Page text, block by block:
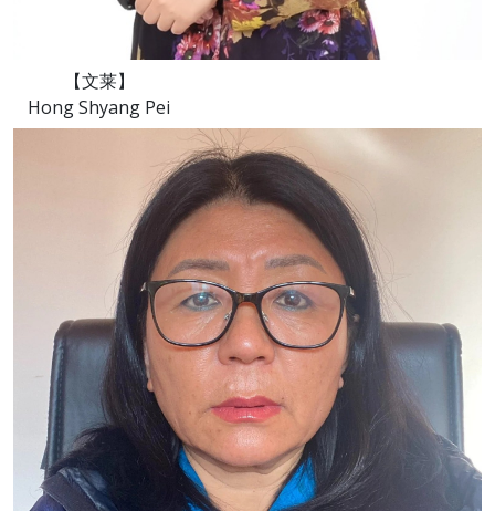
【文莱】
Hong Shyang Pei